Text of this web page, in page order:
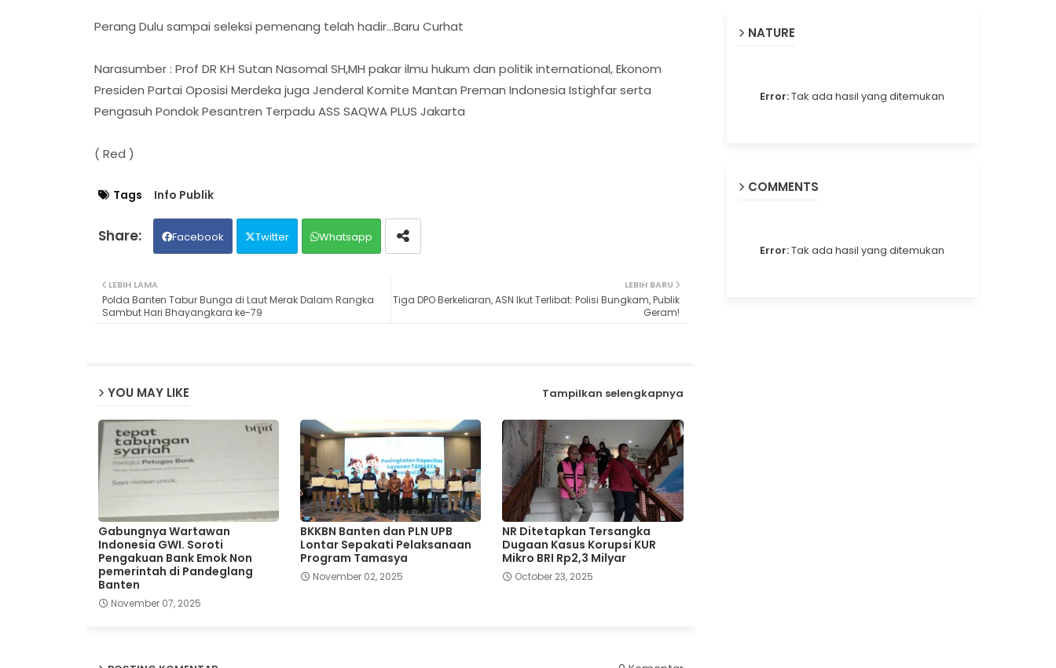
Perang Dulu sampai seleksi pemenang telah hadir...Baru Curhat
Narasumber : Prof DR KH Sutan Nasomal SH,MH pakar ilmu hukum dan politik international, Ekonom
Presiden Partai Oposisi Merdeka juga Jenderal Komite Mantan Preman Indonesia Istighfar serta
Pengasuh Pondok Pesantren Terpadu ASS SAQWA PLUS Jakarta
( Red )
Tags Info Publik
Facebook Twitter Whatsapp
LEBIH BARU
Tiga DPO Berkeliaran, ASN Ikut Terlibat: Polisi Bungkam, Publik
Geram!
LEBIH LAMA
Polda Banten Tabur Bunga di Laut Merak Dalam Rangka
Sambut Hari Bhayangkara ke-79
YOU MAY LIKE Tampilkan selengkapnya
Gabungnya Wartawan
Indonesia GWI. Soroti
Pengakuan Bank Emok Non
pemerintah di Pandeglang
Banten
November 07, 2025
BKKBN Banten dan PLN UPB
Lontar Sepakati Pelaksanaan
Program Tamasya
November 02, 2025
NR Ditetapkan Tersangka
Dugaan Kasus Korupsi KUR
Mikro BRI Rp2,3 Milyar
October 23, 2025
NATURE
Error:Tak ada hasil yang ditemukan
COMMENTS
Error:Tak ada hasil yang ditemukan